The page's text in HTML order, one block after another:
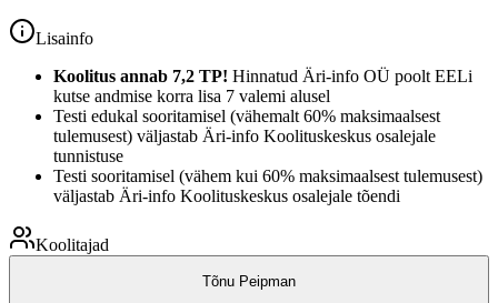
Lisainfo
Koolitus annab 7,2 TP! Hinnatud Äri-info OÜ poolt EELi
kutse andmise korra lisa 7 valemi alusel
Testi edukal sooritamisel (vähemalt 60% maksimaalsest
tulemusest) väljastab Äri-info Koolituskeskus osalejale
tunnistuse
Testi sooritamisel (vähem kui 60% maksimaalsest tulemusest)
väljastab Äri-info Koolituskeskus osalejale tõendi
Koolitajad
Tõnu Peipman